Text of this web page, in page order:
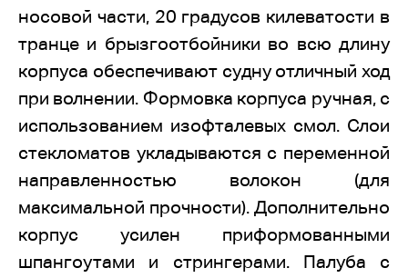
носовой части, 20 градусов килеватости в
транце и брызгоотбойники во всю длину
корпуса обеспечивают судну отличный ход
при волнении. Формовка корпуса ручная, с
использованием изофталевых смол. Слои
стекломатов укладываются с переменной
направленностью волокон (для
максимальной прочности). Дополнительно
корпус усилен приформованными
шпангоутами и стрингерами. Палуба с